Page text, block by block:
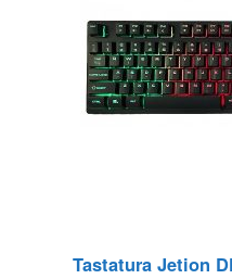
Tastatura Jetion